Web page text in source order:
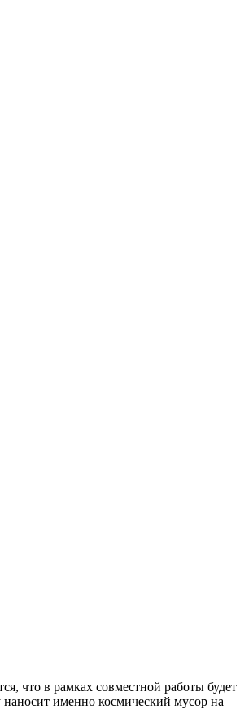
что в рамках совместной работы будет
наносит именно космический мусор на